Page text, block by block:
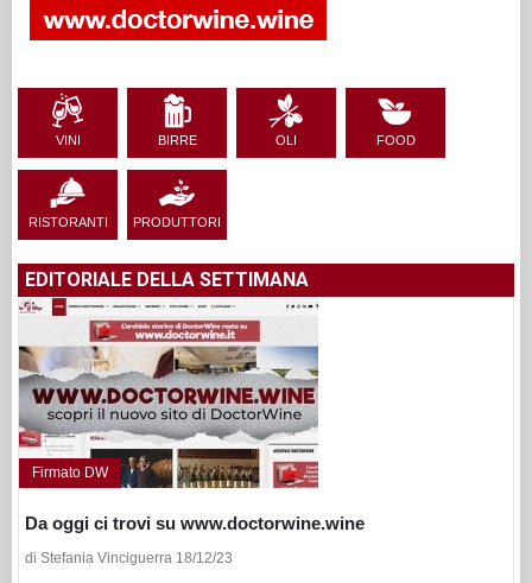
VINI BIRRE OLI FOOD
RISTORANTI PRODUTTORI
EDITORIALE DELLA SETTIMANA
Firmato DW
Da oggi ci trovi su www.doctorwine.wine
di Stefania Vinciguerra 18/12/23